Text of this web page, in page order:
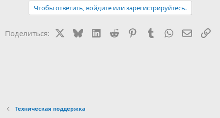
и
Чтобы ответить, войдите или зарегистрируйтесь.
Поделиться: BlueskyLinkedIn
Reddit PinterestTumblr WhatsApp
Техническая поддержка